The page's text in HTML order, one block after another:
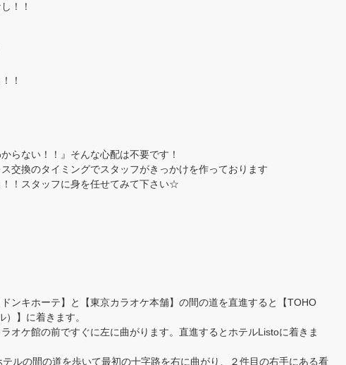
！！
！
らない！！』そんな心配は不要です！
交換のタイミングでスタッフがきっかけを作っております
！スタッフに身を任せてみて下さい☆
ンキホーテ】と【東京カラオケ本舗】の間の道を直進すると【TOHO
】に着きます。
オケ館の前ですぐに左に曲がります。直進するとホテルListoに着きま
ルの間の道を歩いて最初の十字路を右に曲がり、２件目の右手にある看